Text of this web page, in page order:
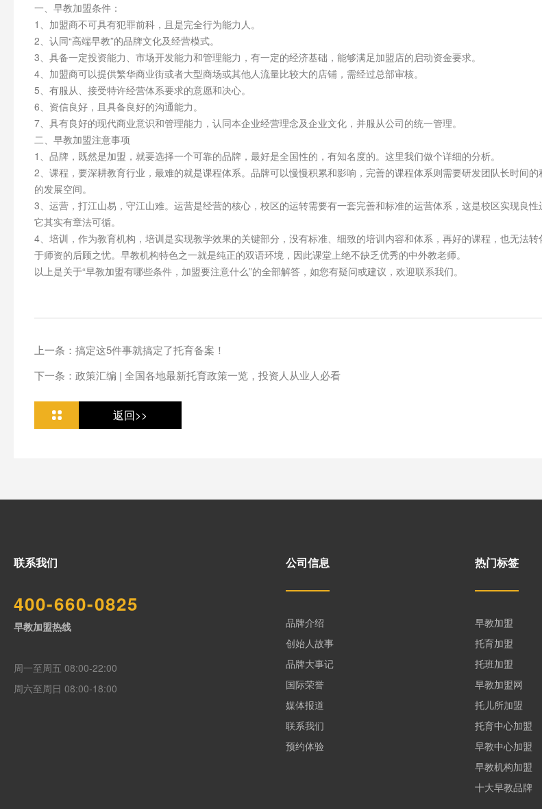
一、早教加盟条件：
1、加盟商不可具有犯罪前科，且是完全行为能力人。
2、认同“高端早教”的品牌文化及经营模式。
3、具备一定投资能力、市场开发能力和管理能力，有一定的经济基础，能够满足加盟店的启动资金要求。
4、加盟商可以提供繁华商业街或者大型商场或其他人流量比较大的店铺，需经过总部审核。
5、有服从、接受特许经营体系要求的意愿和决心。
6、资信良好，且具备良好的沟通能力。
7、具有良好的现代商业意识和管理能力，认同本企业经营理念及企业文化，并服从公司的统一管理。
二、早教加盟注意事项
1、品牌，既然是加盟，就要选择一个可靠的品牌，最好是全国性的，有知名度的。这里我们做个详细的分析。
2、课程，要深耕教育行业，最难的就是课程体系。品牌可以慢慢积累和影响，完善的课程体系则需要研发团队长时间
的发展空间。
3、运营，打江山易，守江山难。运营是经营的核心，校区的运转需要有一套完善和标准的运营体系，这是校区实现良
它其实有章法可循。
4、培训，作为教育机构，培训是实现教学效果的关键部分，没有标准、细致的培训内容和体系，再好的课程，也无法
于师资的后顾之忧。早教机构特色之一就是纯正的双语环境，因此课堂上绝不缺乏优秀的中外教老师。
以上是关于“早教加盟有哪些条件，加盟要注意什么”的全部解答，如您有疑问或建议，欢迎联系我们。
上一条：搞定这5件事就搞定了托育备案！
下一条：政策汇编 | 全国各地最新托育政策一览，投资人从业人必看
返回>>
联系我们
400-660-0825
早教加盟热线
周一至周五 08:00-22:00
周六至周日 08:00-18:00
公司信息
品牌介绍
创始人故事
品牌大事记
国际荣誉
媒体报道
联系我们
预约体验
热门标签
早教加盟
托育加盟
托班加盟
早教加盟网
托儿所加盟
托育中心加盟
早教中心加盟
早教机构加盟
十大早教品牌